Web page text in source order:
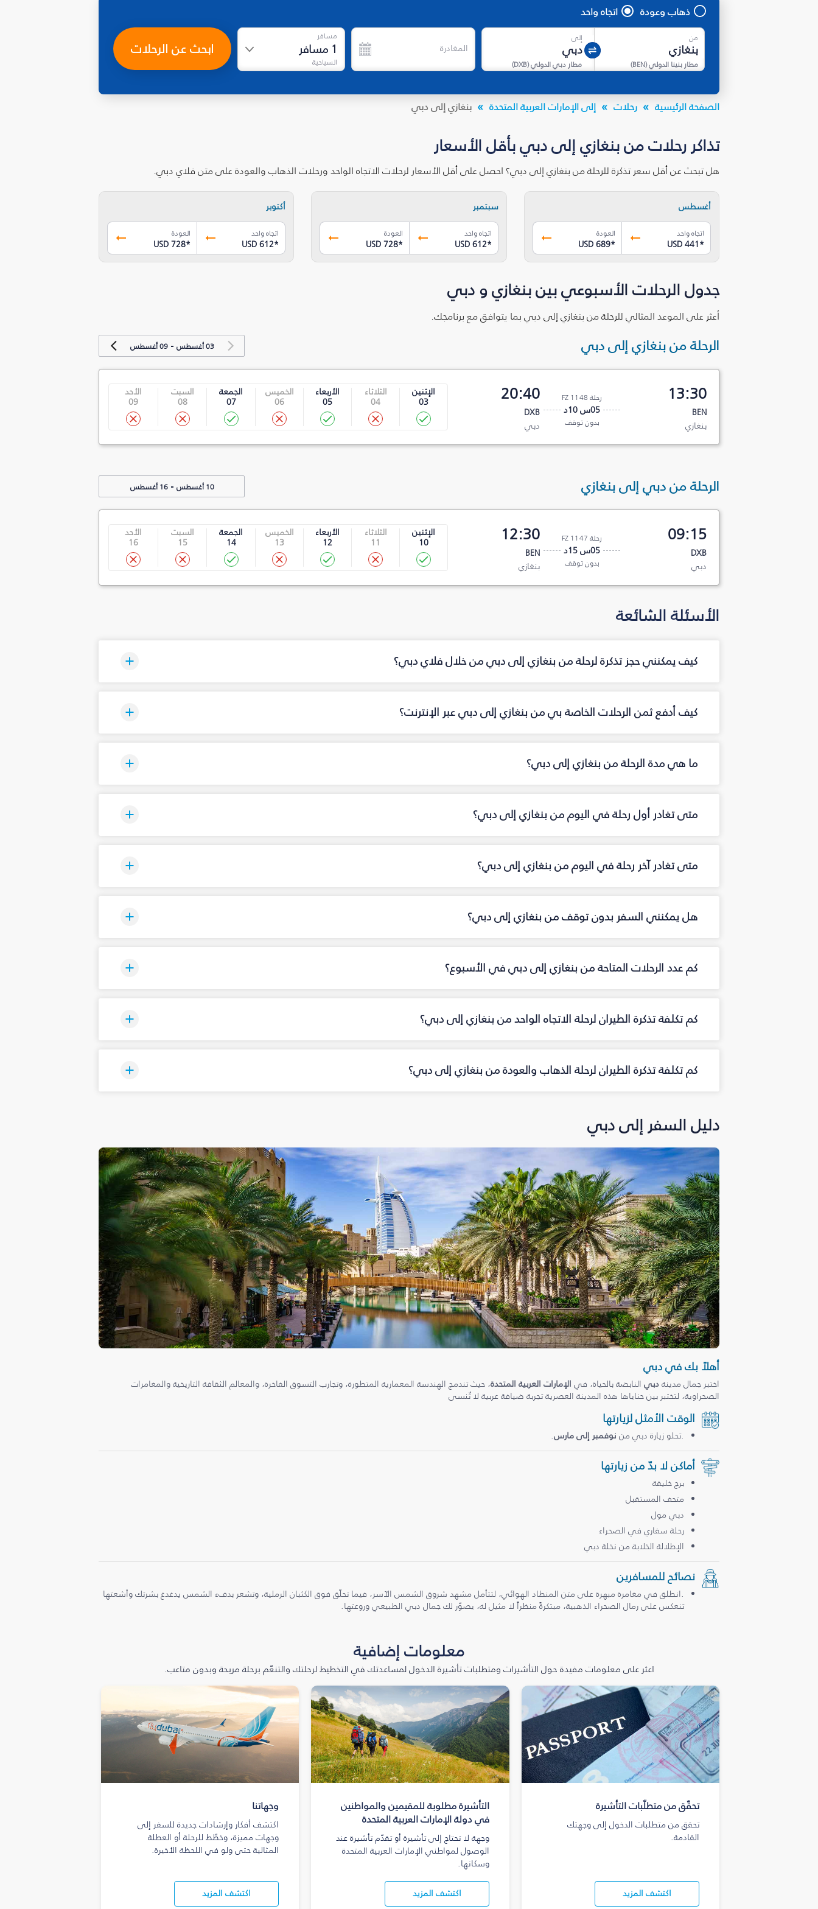
ذهاب وعودة اتجاه واحد
من
مطار بنينا الدولي(
BEN
)
إلى
مطار دبي الدولي(
DXB
)
المغادرة
مسافر
1 مسافر
السياحية
ابحث عن الرحلات
الصفحة الرئيسية رحلات إلى الإمارات العربية المتحدة بنغازي إلى دبي
تذاكر رحلات من بنغازي إلى دبي بأقل الأسعار
هل تبحث عن أقل سعر تذكرة للرحلة من بنغازي إلى دبي؟ احصل على أقل الأسعار لرحلات الاتجاه الواحد ورحلات الذهاب والعودة على متن فلاي دبي.
أغسطس
اتجاه واحد
USD 441*
العودة
USD 689*
سبتمبر
اتجاه واحد
USD 612*
العودة
USD 728*
أكتوبر
اتجاه واحد
USD 612*
العودة
USD 728*
جدول الرحلات الأسبوعي بين بنغازي و دبي
أعثر على الموعد المثالي للرحلة من بنغازي إلى دبي بما يتوافق مع برنامجك.
الرحلة من بنغازي إلى دبي 03 أغسطس -09 أغسطس
13:30
BEN
بنغازي
رحلة FZ 1148
05س 10د
بدون توقف
20:40
DXB
دبي
الإثنين
03
الثلاثاء
04
الأربعاء
05
الخميس
06
الجمعة
07
السبت
08
الأحد
09
الرحلة من دبي إلى بنغازي 10 أغسطس -16 أغسطس
09:15
DXB
دبي
رحلة FZ 1147
05س 15د
بدون توقف
12:30
BEN
بنغازي
الإثنين
10
الثلاثاء
11
الأربعاء
12
الخميس
13
الجمعة
14
السبت
15
الأحد
16
الأسئلة الشائعة
كيف يمكنني حجز تذكرة لرحلة من بنغازي إلى دبي من خلال فلاي دبي؟
كيف أدفع ثمن الرحلات الخاصة بي من بنغازي إلى دبي عبر الإنترنت؟
ما هي مدة الرحلة من بنغازي إلى دبي؟
متى تغادر أول رحلة في اليوم من بنغازي إلى دبي؟
متى تغادر آخر رحلة في اليوم من بنغازي إلى دبي؟
هل يمكنني السفر بدون توقف من بنغازي إلى دبي؟
كم عدد الرحلات المتاحة من بنغازي إلى دبي في الأسبوع؟
كم تكلفة تذكرة الطيران لرحلة الاتجاه الواحد من بنغازي إلى دبي؟
كم تكلفة تذكرة الطيران لرحلة الذهاب والعودة من بنغازي إلى دبي؟
دليل السفر إلى دبي
أهلاً بك في دبي
اختبر جمال مدينةدبي النابضة بالحياة، في الإمارات العربية المتحدة، حيث تندمج الهندسة المعمارية المتطورة، وتجارب التسوق الفاخرة، والمعالم الثقافة التاريخية والمغامرات
الصحراوية، لتختبر بين حناياها هذه المدينة العصرية تجربة ضيافة عربية لا تُنسى
الوقت الأمثل لزيارتها
.تحلو زيارة دبي من نوفمبر إلى مارس.
أماكن لا بدّ من زيارتها
برج خليفة
متحف المستقبل
دبي مول
رحلة سفاري في الصحراء
الإطلالة الخلابة من نخلة دبي
نصائح للمسافرين
.انطلق في مغامرة مبهرة على متن المنطاد الهوائي، لتتأمل مشهد شروق الشمس الآسر، فيما تحلّق فوق الكثبان الرملية، وتشعر بدفء الشمس يدغدغ بشرتك وأشعتها
تنعكس على رمال الصحراء الذهبية، مبتكرةً منظراً لا مثيل له، يصوّر لك جمال دبي الطبيعي وروعتها.
معلومات إضافية
اعثر على معلومات مفيدة حول التأشيرات ومتطلبات تأشيرة الدخول لمساعدتك في التخطيط لرحلتك والتنعّم برحلة مريحة وبدون متاعب.
تحقّق من متطلّبات التأشيرة
تحقق من متطلبات الدخول إلى وجهتك
القادمة.
اكتشف المزيد
التأشيرة مطلوبة للمقيمين والمواطنين
في دولة الإمارات العربية المتحدة
وجهة لا تحتاج إلى تأشيرة أو تقدّم تأشيرة عند
الوصول لمواطني الإمارات العربية المتحدة
وسكانها.
اكتشف المزيد
وجهاتنا
اكتشف أفكار وإرشادات جديدة للسفر إلى
وجهات مميزة، وخطّط للرحلة أو العطلة
المثالية حتى ولو في اللحظة الأخيرة.
اكتشف المزيد